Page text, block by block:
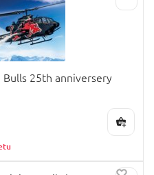
Bulls 25th anniversery